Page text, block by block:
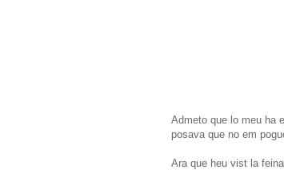
Admeto que lo meu ha
posava que no em
Ara que heu vist la